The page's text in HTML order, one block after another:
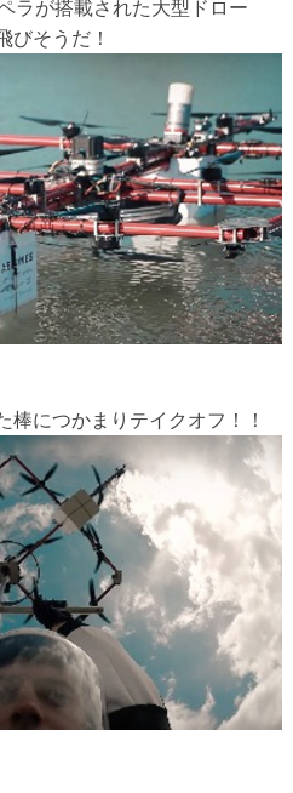
ラが搭載された大型ドロー
びそうだ！
棒につかまりテイクオフ！！